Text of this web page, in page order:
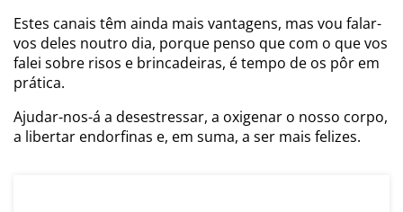
Estes canais têm ainda mais vantagens, mas vou falar-
vos deles noutro dia, porque penso que com o que vos
falei sobre risos e brincadeiras, é tempo de os pôr em
prática.
Ajudar-nos-á a desestressar, a oxigenar o nosso corpo,
a libertar endorfinas e, em suma, a ser mais felizes.